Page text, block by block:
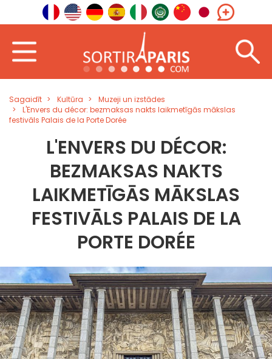
Sagaidīt Kultūra
Muzeji un izstādes
L'Envers du décor: bezmaksas nakts laikmetīgās mākslas
festivāls Palais de la Porte Dorée
L'ENVERS DU DÉCOR:
BEZMAKSAS NAKTS
LAIKMETĪGĀS MĀKSLAS
FESTIVĀLS PALAIS DE LA
PORTE DORÉE